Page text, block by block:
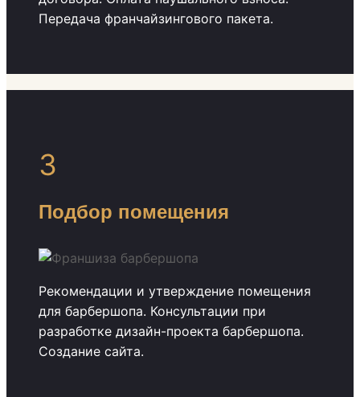
Передача франчайзингового пакета.
3
Подбор помещения
Рекомендации и утверждение помещения
для барбершопа. Консультации при
разработке дизайн-проекта барбершопа.
Создание сайта.